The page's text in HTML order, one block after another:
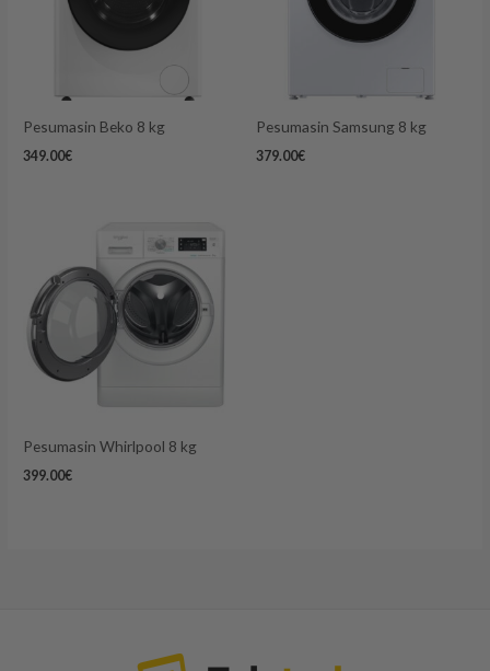
Pesumasin Beko 8 kg
349.00€
Pesumasin Samsung 8 kg
379.00€
Pesumasin Whirlpool 8 kg
399.00€